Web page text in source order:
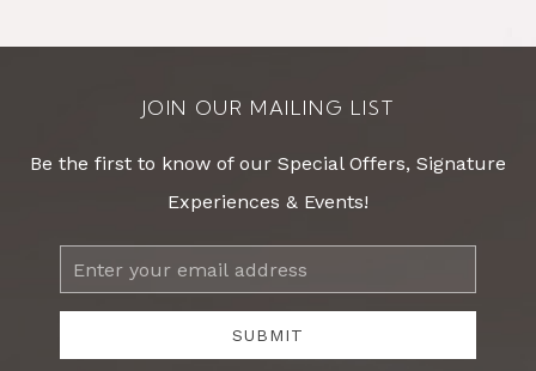
JOIN OUR MAILING LIST
Be the first to know of our Special Offers, Signature
Experiences & Events!
Email
Address
SUBMIT